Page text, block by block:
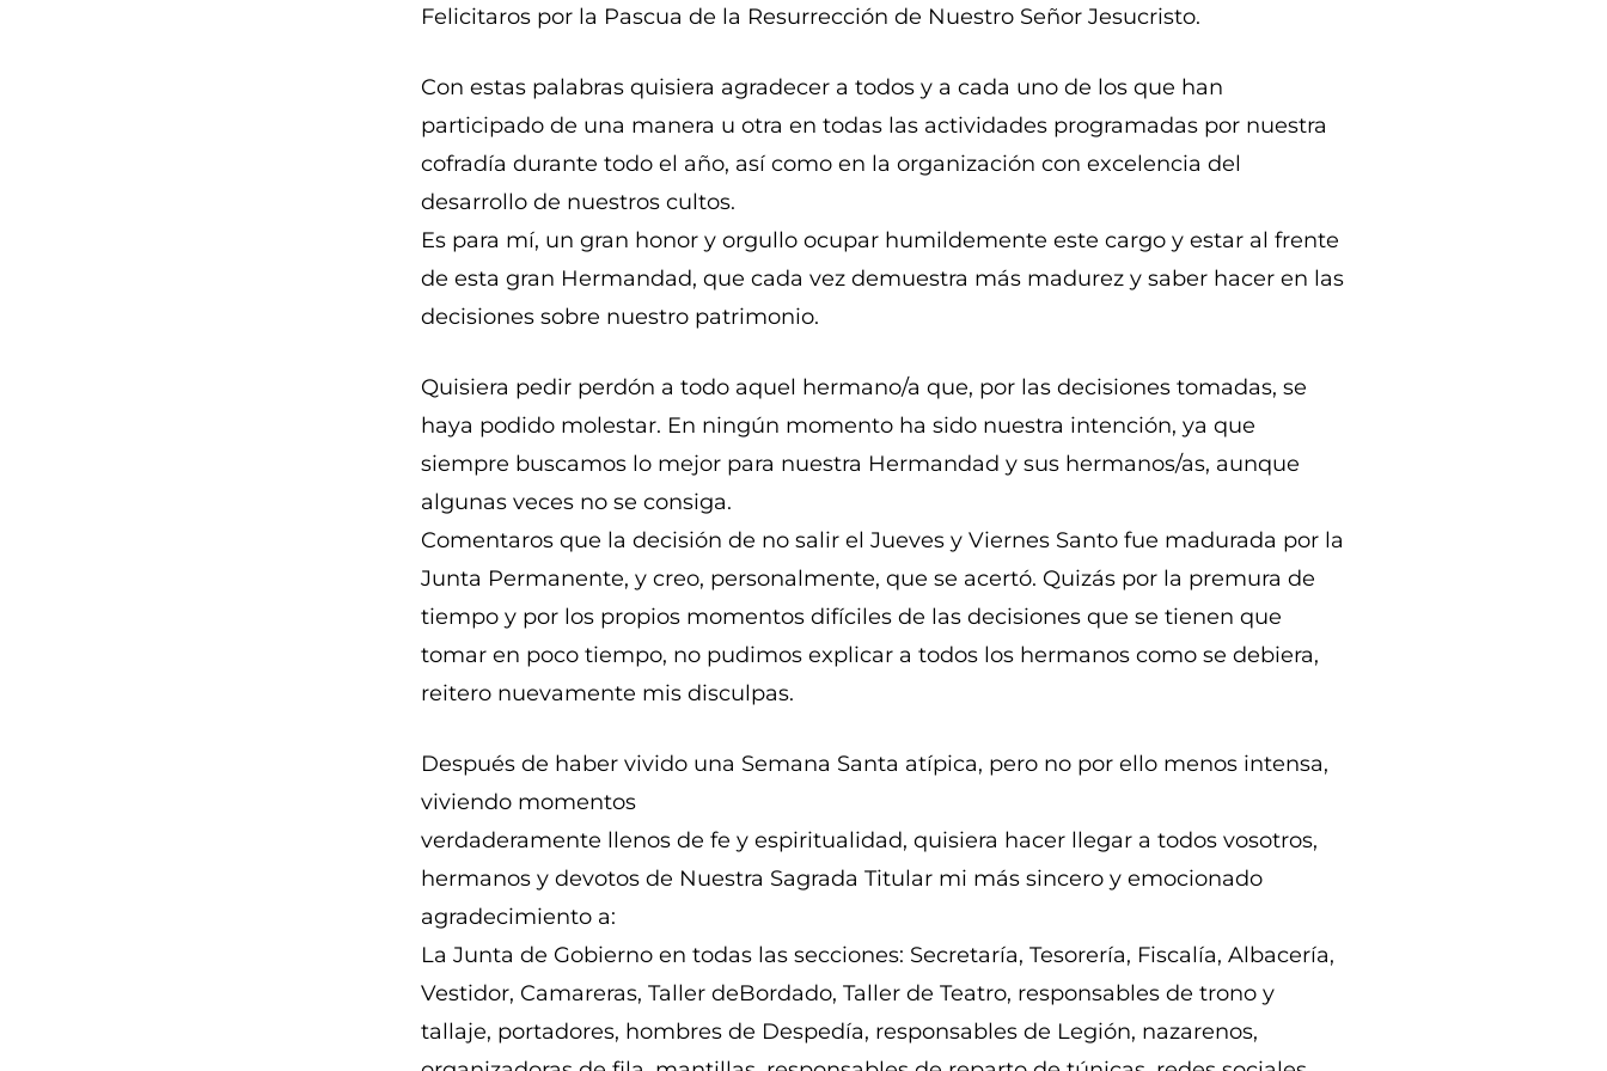
Felicitaros por la Pascua de la Resurrección de Nuestro Señor Jesucristo.
Con estas palabras quisiera agradecer a todos y a cada uno de los que han
participado de una manera u otra en todas las actividades programadas por nuestra
cofradía durante todo el año, así como en la organización con excelencia del
desarrollo de nuestros cultos.
Es para mí, un gran honor y orgullo ocupar humildemente este cargo y estar al frente
de esta gran Hermandad, que cada vez demuestra más madurez y saber hacer en las
decisiones sobre nuestro patrimonio.
Quisiera pedir perdón a todo aquel hermano/a que, por las decisiones tomadas, se
haya podido molestar. En ningún momento ha sido nuestra intención, ya que
siempre buscamos lo mejor para nuestra Hermandad y sus hermanos/as, aunque
algunas veces no se consiga.
Comentaros que la decisión de no salir el Jueves y Viernes Santo fue madurada por la
Junta Permanente, y creo, personalmente, que se acertó. Quizás por la premura de
tiempo y por los propios momentos difíciles de las decisiones que se tienen que
tomar en poco tiempo, no pudimos explicar a todos los hermanos como se debiera,
reitero nuevamente mis disculpas.
Después de haber vivido una Semana Santa atípica, pero no por ello menos intensa,
viviendo momentos
verdaderamente llenos de fe y espiritualidad, quisiera hacer llegar a todos vosotros,
hermanos y devotos de Nuestra Sagrada Titular mi más sincero y emocionado
agradecimiento a:
La Junta de Gobierno en todas las secciones: Secretaría, Tesorería, Fiscalía, Albacería,
Vestidor, Camareras, Taller deBordado, Taller de Teatro, responsables de trono y
tallaje, portadores, hombres de Despedía, responsables de Legión, nazarenos,